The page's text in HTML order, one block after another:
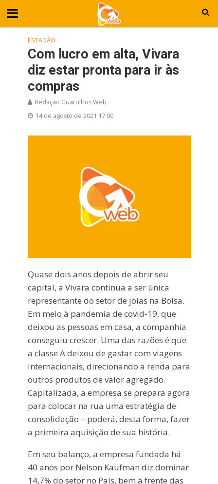
ESTADÃO
Com lucro em alta, Vivara
diz estar pronta para ir às
compras
Redação Guarulhos Web
14 de agosto de 2021 17:00
Quase dois anos depois de abrir seu
capital, a Vivara continua a ser única
representante do setor de joias na Bolsa.
Em meio à pandemia de covid-19, que
deixou as pessoas em casa, a companhia
conseguiu crescer. Uma das razões é que
a classe A deixou de gastar com viagens
internacionais, direcionando a renda para
outros produtos de valor agregado.
Capitalizada, a empresa se prepara agora
para colocar na rua uma estratégia de
consolidação – poderá, desta forma, fazer
a primeira aquisição de sua história.
Em seu balanço, a empresa fundada há
40 anos por Nelson Kaufman diz dominar
14,7% do setor no País, bem à frente das